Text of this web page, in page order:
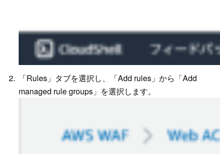
「Rules」タブを選択し、「Add rules」から「Add
managed rule groups」を選択します。